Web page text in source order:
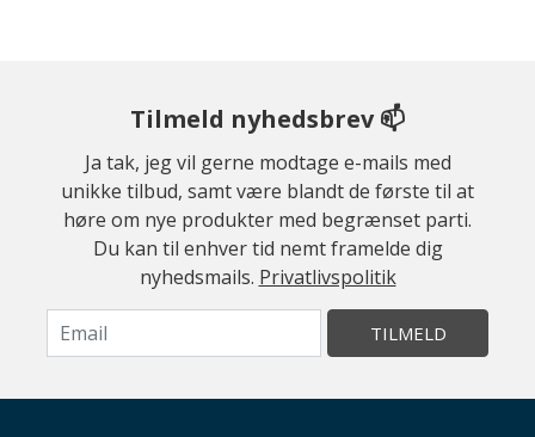
Tilmeld nyhedsbrev 📫
Ja tak, jeg vil gerne modtage e-mails med
unikke tilbud, samt være blandt de første til at
høre om nye produkter med begrænset parti.
Du kan til enhver tid nemt framelde dig
nyhedsmails. Privatlivspolitik
TILMELD